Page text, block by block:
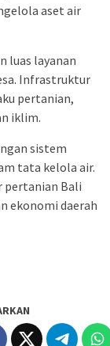
aset air
luas layanan
Infrastruktur
pertanian,
iklim.
sistem
tata kelola air.
pertanian Bali
ekonomi daerah